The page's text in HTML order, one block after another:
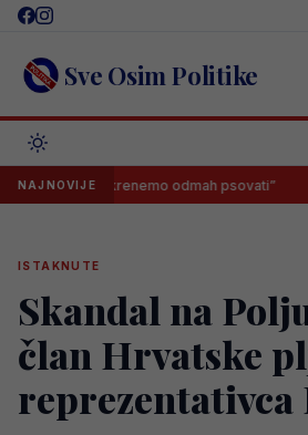
Skip
content Sve Osim Politike
NAJNOVIJE
da krenemo odmah psovati” Samed
ISTAKNUTE
Skandal na
član Hrvatske
reprezentativca